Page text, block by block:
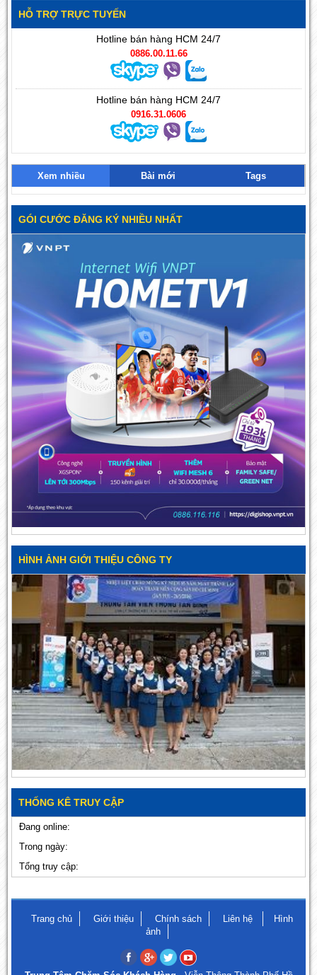
HỖ TRỢ TRỰC TUYẾN
Hotline bán hàng HCM 24/7
0886.00.11.66
Hotline bán hàng HCM 24/7
0916.31.0606
Xem nhiều Bài mới Tags
GÓI CƯỚC ĐĂNG KÝ NHIỀU NHẤT
HÌNH ẢNH GIỚI THIỆU CÔNG TY
THỐNG KÊ TRUY CẬP
Đang online:
Trong ngày:
Tổng truy cập:
Trang chủ Giới thiệu Chính sách Liên hệ
Hình
ảnh